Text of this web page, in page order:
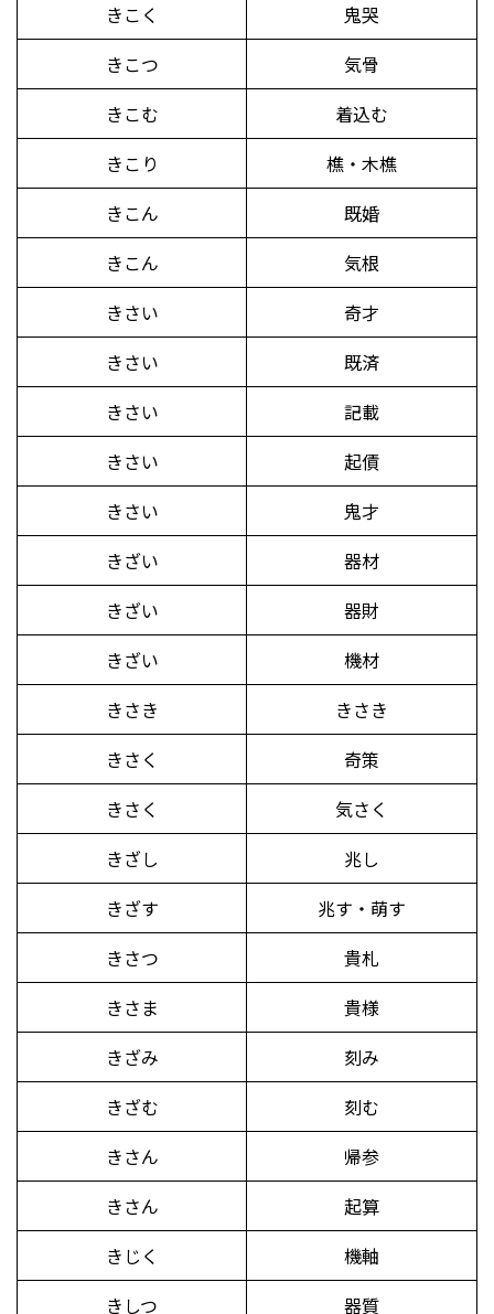
きこく
鬼哭
きこつ
気骨
きこむ
着込む
きこり
樵・木樵
きこん
既婚
きこん
気根
きさい
奇才
きさい
既済
きさい
記載
きさい
起債
きさい
鬼才
きざい
器材
きざい
器財
きざい
機材
きさき
きさき
きさく
奇策
きさく
気さく
きざし
兆し
きざす
兆す・萌す
きさつ
貴札
きさま
貴様
きざみ
刻み
きざむ
刻む
きさん
帰参
きさん
起算
きじく
機軸
きしつ
器質